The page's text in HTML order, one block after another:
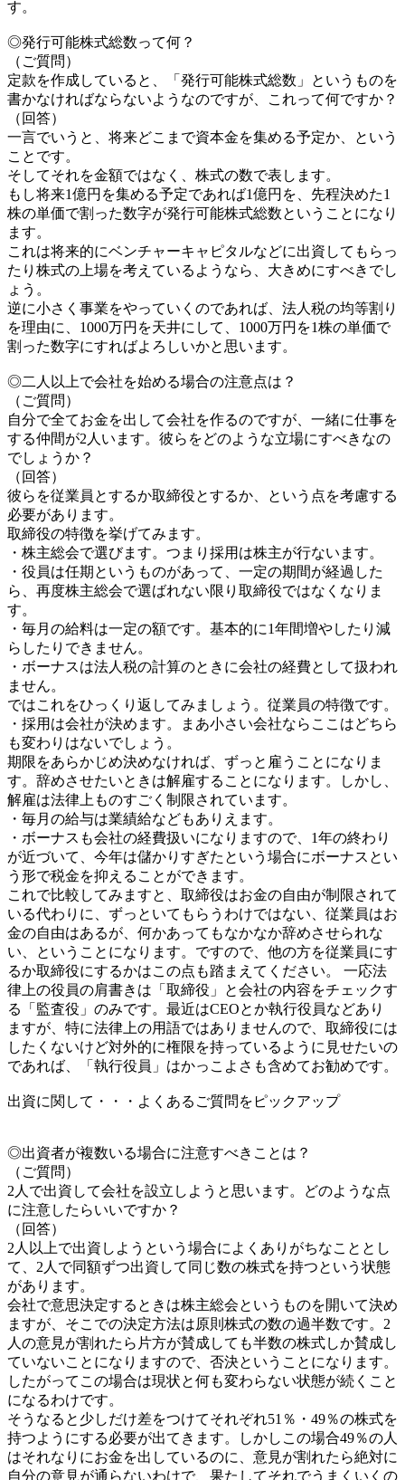
す。
◎発行可能株式総数って何？
（ご質問）
定款を作成していると、「発行可能株式総数」というものを
書かなければならないようなのですが、これって何ですか？
（回答）
一言でいうと、将来どこまで資本金を集める予定か、という
ことです。
そしてそれを金額ではなく、株式の数で表します。
もし将来1億円を集める予定であれば1億円を、先程決めた1
株の単価で割った数字が発行可能株式総数ということになり
ます。
これは将来的にベンチャーキャピタルなどに出資してもらっ
たり株式の上場を考えているようなら、大きめにすべきでし
ょう。
逆に小さく事業をやっていくのであれば、法人税の均等割り
を理由に、1000万円を天井にして、1000万円を1株の単価で
割った数字にすればよろしいかと思います。
◎二人以上で会社を始める場合の注意点は？
（ご質問）
自分で全てお金を出して会社を作るのですが、一緒に仕事を
する仲間が2人います。彼らをどのような立場にすべきなの
でしょうか？
（回答）
彼らを従業員とするか取締役とするか、という点を考慮する
必要があります。
取締役の特徴を挙げてみます。
・株主総会で選びます。つまり採用は株主が行ないます。
・役員は任期というものがあって、一定の期間が経過した
ら、再度株主総会で選ばれない限り取締役ではなくなりま
す。
・毎月の給料は一定の額です。基本的に1年間増やしたり減
らしたりできません。
・ボーナスは法人税の計算のときに会社の経費として扱われ
ません。
ではこれをひっくり返してみましょう。従業員の特徴です。
・採用は会社が決めます。まあ小さい会社ならここはどちら
も変わりはないでしょう。
期限をあらかじめ決めなければ、ずっと雇うことになりま
す。辞めさせたいときは解雇することになります。しかし、
解雇は法律上ものすごく制限されています。
・毎月の給与は業績給などもありえます。
・ボーナスも会社の経費扱いになりますので、1年の終わり
が近づいて、今年は儲かりすぎたという場合にボーナスとい
う形で税金を抑えることができます。
これで比較してみますと、取締役はお金の自由が制限されて
いる代わりに、ずっといてもらうわけではない、従業員はお
金の自由はあるが、何かあってもなかなか辞めさせられな
い、ということになります。ですので、他の方を従業員にす
るか取締役にするかはこの点も踏まえてください。 一応法
律上の役員の肩書きは「取締役」と会社の内容をチェックす
る「監査役」のみです。最近はCEOとか執行役員などあり
ますが、特に法律上の用語ではありませんので、取締役には
したくないけど対外的に権限を持っているように見せたいの
であれば、「執行役員」はかっこよさも含めてお勧めです。
出資に関して・・・よくあるご質問をピックアップ
◎出資者が複数いる場合に注意すべきことは？
（ご質問）
2人で出資して会社を設立しようと思います。どのような点
に注意したらいいですか？
（回答）
2人以上で出資しようという場合によくありがちなこととし
て、2人で同額ずつ出資して同じ数の株式を持つという状態
があります。
会社で意思決定するときは株主総会というものを開いて決め
ますが、そこでの決定方法は原則株式の数の過半数です。2
人の意見が割れたら片方が賛成しても半数の株式しか賛成し
ていないことになりますので、否決ということになります。
したがってこの場合は現状と何も変わらない状態が続くこと
になるわけです。
そうなると少しだけ差をつけてそれぞれ51％・49％の株式を
持つようにする必要が出てきます。しかしこの場合49％の人
はそれなりにお金を出しているのに、意見が割れたら絶対に
自分の意見が通らないわけで、果たしてそれでうまくいくの